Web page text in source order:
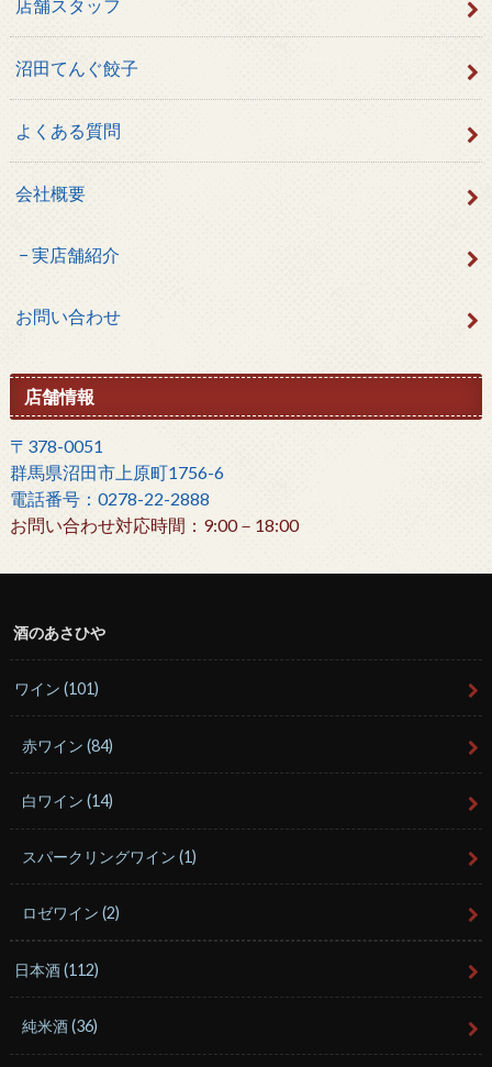
店舗スタッフ
沼田てんぐ餃子
よくある質問
会社概要
実店舗紹介
お問い合わせ
店舗情報
〒378-0051
群馬県沼田市上原町1756-6
電話番号：0278-22-2888
お問い合わせ対応時間：9:00－18:00
酒のあさひや
ワイン(101)
赤ワイン(84)
白ワイン(14)
スパークリングワイン(1)
ロゼワイン(2)
日本酒(112)
純米酒(36)